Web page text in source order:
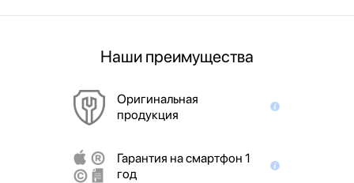
Наши преимущества
Оригинальная
продукция
Гарантия на смартфон 1
год